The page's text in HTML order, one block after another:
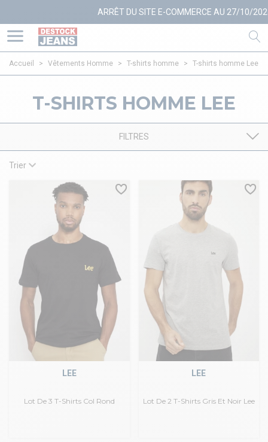
ARRÊT DU SITE E-COMMERCE AU 27/10/2025
Accueil > Vêtements Homme > T-shirts homme > T-shirts homme Lee
T-SHIRTS HOMME LEE
FILTRES
Trier
Lot De 3 T-Shirts Col Rond
LEE
Lot De 2 T-Shirts Gris Et Noir Lee
LEE